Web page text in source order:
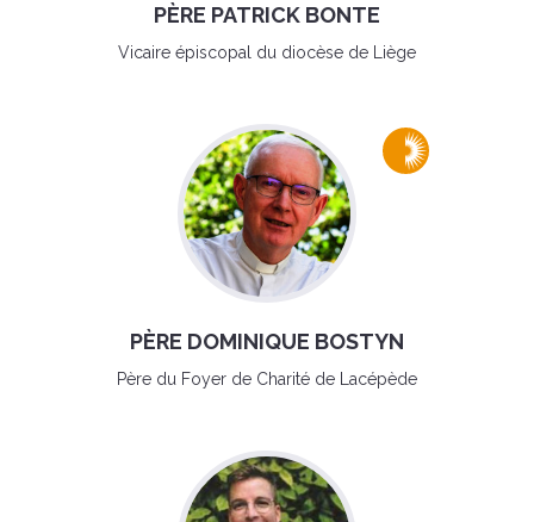
PÈRE PATRICK BONTE
Vicaire épiscopal du diocèse de Liège
PÈRE DOMINIQUE BOSTYN
Père du Foyer de Charité de Lacépède